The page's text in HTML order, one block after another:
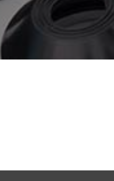
o proizvodima
Tehnoguma d.o.o.
i kolačiće koristi u
putem Google